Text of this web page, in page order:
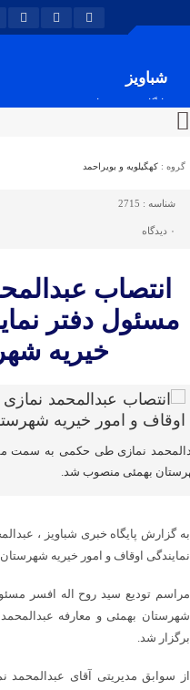
شباویز
پایگاه خبری شباویز
گروه : کهگیلویه و بویراحمد
شناسه : 2715
۰ دیدگاه
انتصاب
مسئول دفتر
خیریه
نمازی طی حکمی به سمت
بهمئی منصوب شد.
به گزارش پایگاه خبری شباویز ،
نمایندگی اوقاف و امور خیریه
مراسم تودیع سید روح اله افسر
شهرستان بهمئی و معارفه
برگزار شد.
از سوابق مدیریتی آقای عبدالمحمد